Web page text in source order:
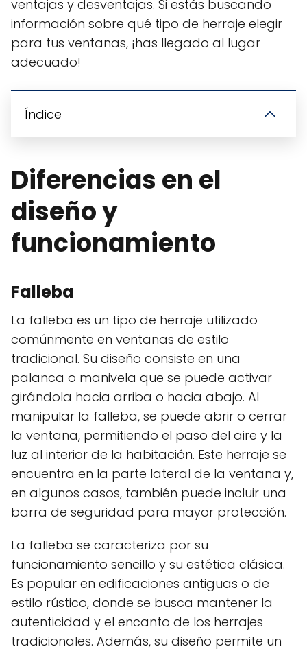
ventajas y desventajas. Si estás buscando
información sobre qué tipo de herraje elegir
para tus ventanas, ¡has llegado al lugar
adecuado!
Índice
Diferencias en el
diseño y
funcionamiento
Falleba
La falleba es un tipo de herraje utilizado
comúnmente en ventanas de estilo
tradicional. Su diseño consiste en una
palanca o manivela que se puede activar
girándola hacia arriba o hacia abajo. Al
manipular la falleba, se puede abrir o cerrar
la ventana, permitiendo el paso del aire y la
luz al interior de la habitación. Este herraje se
encuentra en la parte lateral de la ventana y,
en algunos casos, también puede incluir una
barra de seguridad para mayor protección.
La falleba se caracteriza por su
funcionamiento sencillo y su estética clásica.
Es popular en edificaciones antiguas o de
estilo rústico, donde se busca mantener la
autenticidad y el encanto de los herrajes
tradicionales. Además, su diseño permite un